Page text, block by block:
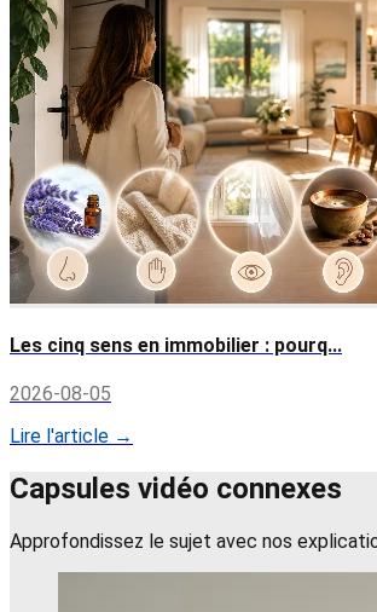
Les cinq sens en immobilier : pourq...
2026-08-05
Lire l'article →
Capsules vidéo connexes
Approfondissez le sujet avec nos